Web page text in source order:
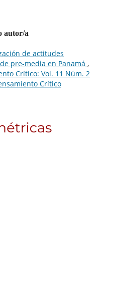
autor/a
de actitudes
pre-media en Panamá ,
Crítico: Vol. 11 Núm. 2
Crítico